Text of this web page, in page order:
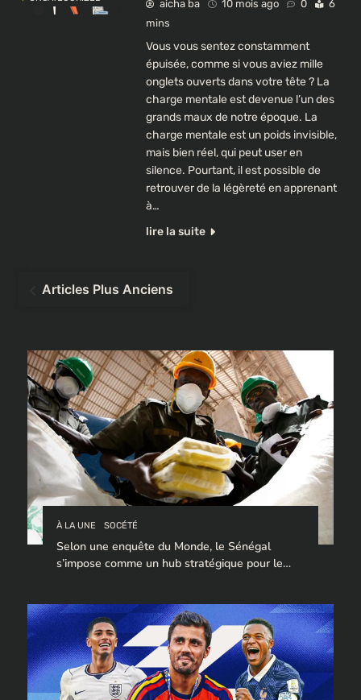
aicha ba 10 mois ago 0
6
mins
Vous vous sentez constamment
épuisée, comme si vous aviez mille
onglets ouverts dans votre tête ? La
charge mentale est devenue l’un des
grands maux de notre époque. La
charge mentale est un poids invisible,
mais bien réel, qui peut user en
silence. Pourtant, il est possible de
retrouver de la légèreté en apprenant
à…
lire la suite
Articles Plus Anciens
À LA UNE SOCÉTÉ
Selon une enquête du Monde, le Sénégal
s’impose comme un hub stratégique pour le